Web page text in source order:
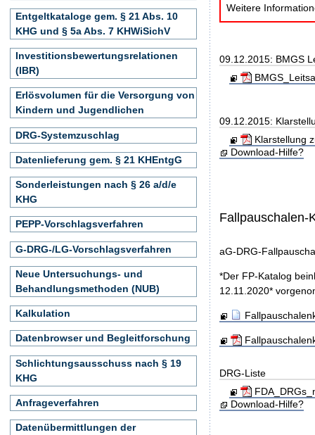
Weitere
09.12.2015: BMGS
09.12.2015:
Klarstellung
Download-Hilfe?
Fallpauschalen-
aG-DRG-
*Der FP-Katalog
12.11.2020*
DRG-Liste
Download-Hilfe?
Entgeltkataloge gem. § 21 Abs. 10
KHG und § 5a Abs. 7 KHWiSichV
Investitionsbewertungsrelationen
(IBR)
Erlösvolumen für die Versorgung von
Kindern und Jugendlichen
DRG-Systemzuschlag
Datenlieferung gem. § 21 KHEntgG
Sonderleistungen nach § 26 a/d/e
KHG
PEPP-Vorschlagsverfahren
G-DRG-/LG-Vorschlagsverfahren
Neue Untersuchungs- und
Behandlungsmethoden (NUB)
Kalkulation
Datenbrowser und Begleitforschung
Schlichtungsausschuss nach § 19
KHG
Anfrageverfahren
Datenübermittlungen der